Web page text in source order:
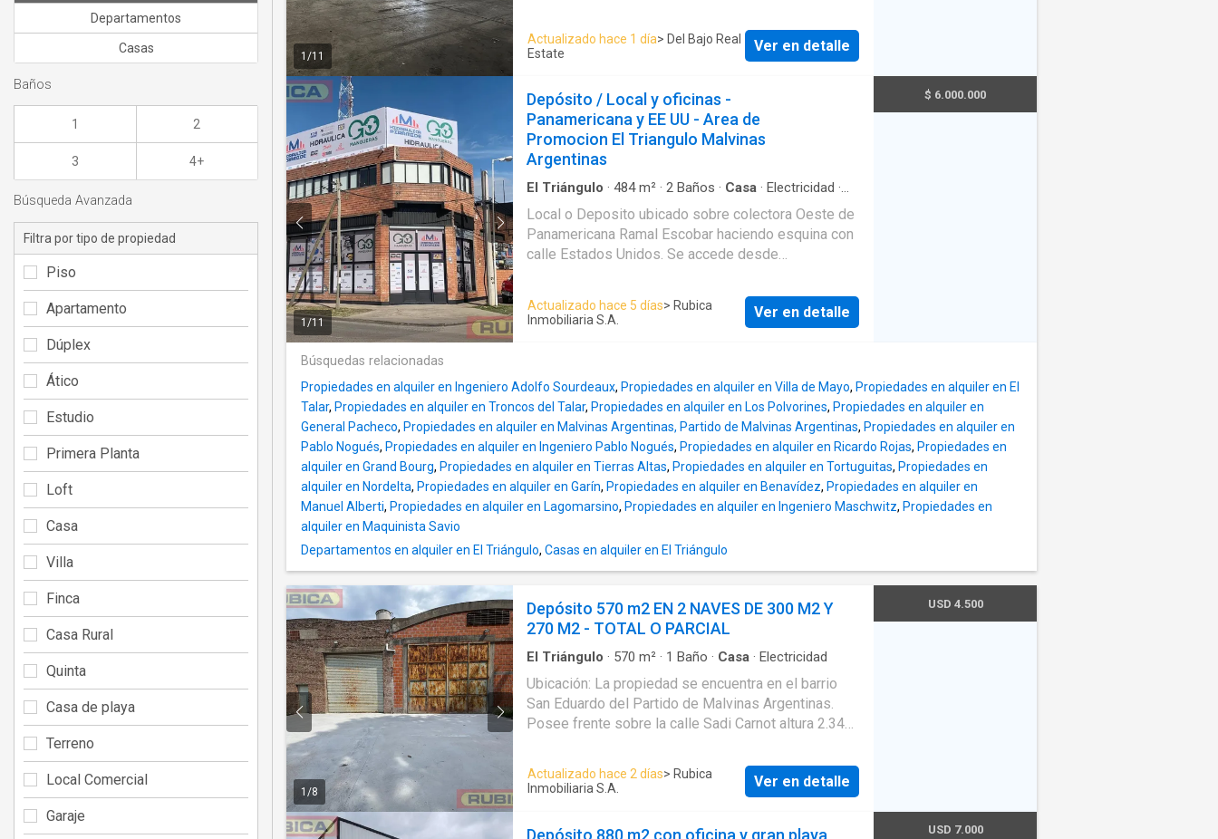
1 /11
3 plantas Baños y Vestuarios Cuenta con instalación
de gas - solicitar medidor Valor de Alquiler: U$S
Actualizado hace 1 día> Del Bajo Real
Estate
Ver en detalle
1 /11
Depósito / Local y oficinas -
Panamericana y EE UU - Area de
Promocion El Triangulo Malvinas
Argentinas
El Triángulo · 484m² · 2 Baños · Casa · Electricidad ·
Local o Deposito ubicado sobre colectora Oeste de
Panamericana Ramal Escobar haciendo esquina con
calle Estados Unidos. Se accede desde
empresas como Atlas Copco, Scania, Volvo, CCL,
Ford, VW, Algabo, entre otras. SUPERFICIES:
DETALLES: Estructura metálica parabólica y sector
de losa Paredes de ladrillo y cortina metálica. Pisos
de hormigón. Iluminación. Oficinas y baños. Garantia
solicitada: seguro de caucion de alquileres.
Disponible a partir del 1 de Septiembre de 2026
Honorarios inmobiliarios: 5%+ IVA sobre monto del
contrato. La venta de este inmueble está sujeta a la
Inmuebles (COTI) de conformidad con la normativa
vigente (res AFIP 2371/08, 2439/08 y ccs) por
CMCPSI 4475
Actualizado hace 5 días> Rubica
Inmobiliaria S.A.
Ver en detalle
$ 6.000.000
Búsquedas relacionadas
Propiedades en alquiler en Ingeniero Adolfo Sourdeaux, Propiedades en alquiler en Villa de Mayo, Propiedades en alquiler en El
Talar, Propiedades en alquiler en Troncos del Talar, Propiedades en alquiler en Los Polvorines, Propiedades en alquiler en
General Pacheco, Propiedades en alquiler en Malvinas Argentinas, Partido de Malvinas Argentinas, Propiedades en alquiler en
Pablo Nogués, Propiedades en alquiler en Ingeniero Pablo Nogués, Propiedades en alquiler en Ricardo Rojas, Propiedades en
alquiler en Grand Bourg, Propiedades en alquiler en Tierras Altas, Propiedades en alquiler en Tortuguitas, Propiedades en
alquiler en Nordelta, Propiedades en alquiler en Garín, Propiedades en alquiler en Benavídez, Propiedades en alquiler en
Manuel Alberti, Propiedades en alquiler en Lagomarsino, Propiedades en alquiler en Ingeniero Maschwitz, Propiedades en
alquiler en Maquinista Savio
Departamentos en alquiler en El Triángulo, Casas en alquiler en El Triángulo
1 /8
Depósito 570 m2 EN 2 NAVES DE 300 M2 Y
270 M2 - TOTAL O PARCIAL
El Triángulo · 570 m² · 1 Baño · Casa · Electricidad
Ubicación: La propiedad se encuentra en el barrio
San Eduardo del Partido de Malvinas Argentinas.
Posee frente sobre la calle Sadi Carnot altura 2.345
Panamericana tanto por bajada Av. Olivos o por
Henry Ford. A 400 metros de colectora Ramal Pilar.
Próximo a empresas como Brascorp, Correo
Actualizado hace 2 días> Rubica
Inmobiliaria S.A.
Ver en detalle
USD 4.500
Depósito 880 m2 con oficina y gran playa
USD 7.000
Departamentos
Casas
Baños
1 2
3 4+
Búsqueda Avanzada
Filtra por tipo de propiedad
Piso
Apartamento
Dúplex
Ático
Estudio
Primera Planta
Loft
Casa
Villa
Finca
Casa Rural
Quinta
Casa de playa
Terreno
Local Comercial
Garaje